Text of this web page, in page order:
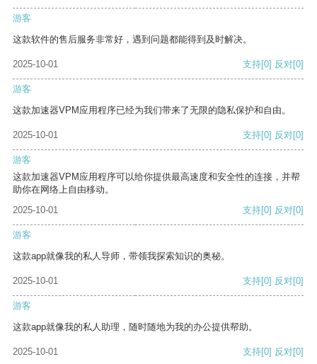
游客
这款软件的售后服务非常好，遇到问题都能得到及时解决。
2025-10-01 支持[0] 反对[0]
游客
这款加速器VPM应用程序已经为我们带来了无限的隐私保护和自由。
2025-10-01 支持[0] 反对[0]
游客
这款加速器VPM应用程序可以给你提供最高速度和安全性的连接，并帮
助你在网络上自由移动。
2025-10-01
支持[0] 反对[0]
游客
这款app就像我的私人导师，带领我探索知识的奥秘。
2025-10-01 支持[0] 反对[0]
游客
这款app就像我的私人助理，随时随地为我的办公提供帮助。
2025-10-01 支持[0] 反对[0]